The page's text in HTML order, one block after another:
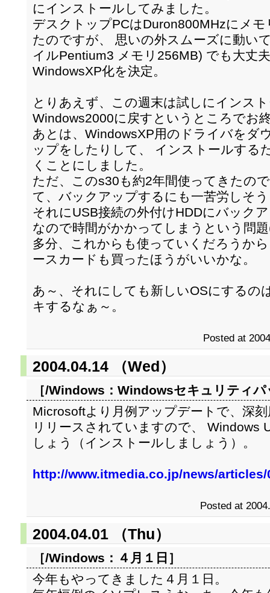
にインストールしてみました。
デスクトップPCはDuron800MHzにメ
たのですが、 思いの外スムーズに動い
イルPentium3 メモリ256MB) でも大丈
WindowsXP化を決定。
とりあえず、この週末は試しにインス
Windows2000に戻すというところでお
あとは、WindowsXP用のドライバをダ
ップをしたりして、 インストールする
くことにしました。
ただ、このs30も約2年間使ってきたの
て、バックアップするにも一苦労しそ
それにUSB接続の外付けHDDにバック
なので時間がかかってしまうという問
多分、これからも使っていくだろうか
ースカードも買ったほうがいいかな。
あ～、それにしても新しいOSにするの
キするなぁ～。
Posted at
2004.04.14 （Wed）
［/Windows： Windowsセキュリティパ
Microsoftより月例アップデートで、深
リリースされていますので、 Windows
しょう（インストールしましょう）。
http://www.itmedia.co.jp/news/articles/
Posted at
2004.04.01 （Thu）
［/Windows： ４月１日 ］
今年もやってきました４月１日。